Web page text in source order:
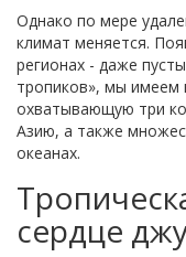
Однако по мере
климат меняется.
регионах - даже
тропиков», мы имеем
охватывающую три
Азию, а также
океанах.
сердце